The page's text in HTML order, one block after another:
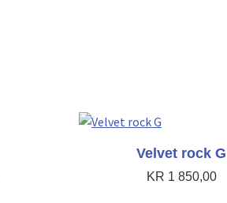
Velvet rock G
KR 1 850,00